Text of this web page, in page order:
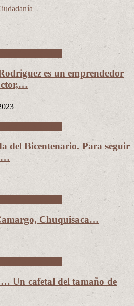
es un emprendedor
del Bicentenario. Para seguir
Chuquisaca…
Un cafetal del tamaño de